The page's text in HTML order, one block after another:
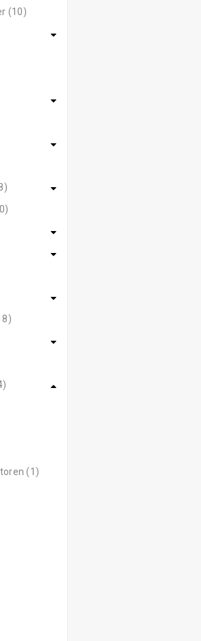
(10)
(1)